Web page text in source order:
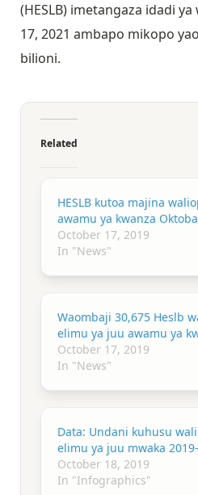
(HESLB) imetangaza idadi
17, 2021 ambapo mikopo
bilioni.
Related
HESLB kutoa majina
awamu ya kwanza
October 17, 2019
In "News"
Waombaji 30,675 Heslb
elimu ya juu awamu ya
October 17, 2019
In "News"
Data: Undani kuhusu
elimu ya juu mwaka
October 18, 2019
In "Infographics"